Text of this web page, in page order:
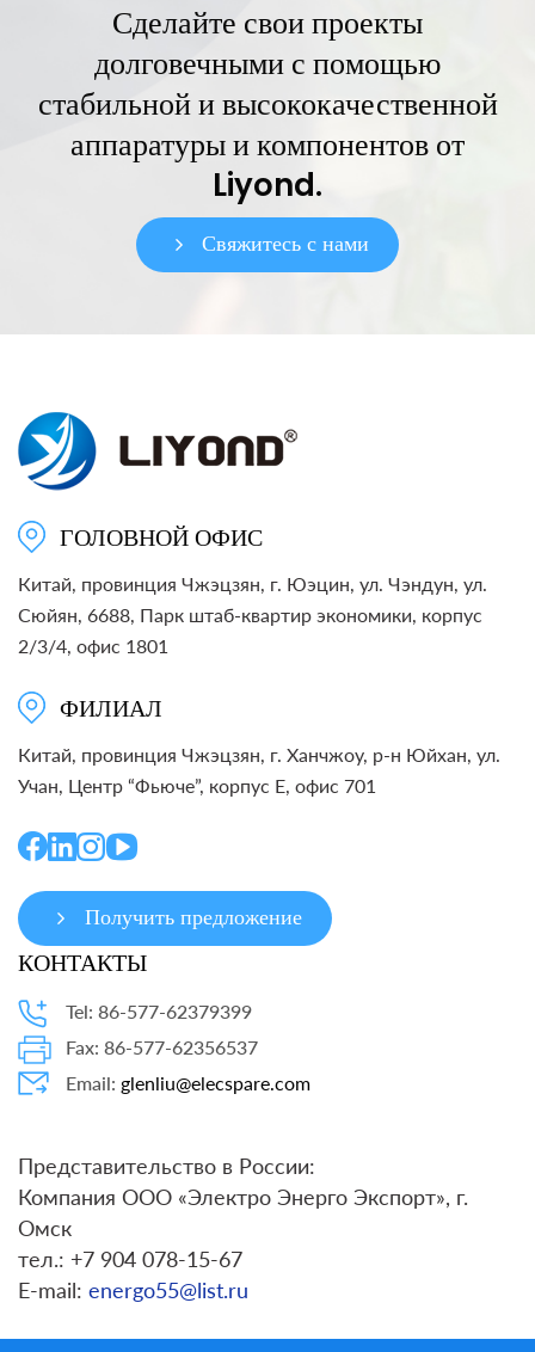
Сделайте свои проекты
долговечными с помощью
стабильной и высококачественной
аппаратуры и компонентов от
Liyond.
Свяжитесь с нами
ГОЛОВНОЙ ОФИС
Китай, провинция Чжэцзян, г. Юэцин, ул. Чэндун, ул.
Сюйян, 6688, Парк штаб-квартир экономики, корпус
2/3/4, офис 1801
ФИЛИАЛ
Китай, провинция Чжэцзян, г. Ханчжоу, р-н Юйхан, ул.
Учан, Центр “Фьюче”, корпус E, офис 701
Получить предложение
КОНТАКТЫ
Tel: 86-577-62379399
Fax: 86-577-62356537
Email: glenliu@elecspare.com
Представительство в России:
Компания ООО «Электро Энерго Экспорт», г.
Омск
тел.: +7 904 078-15-67
E-mail: energo55@list.ru